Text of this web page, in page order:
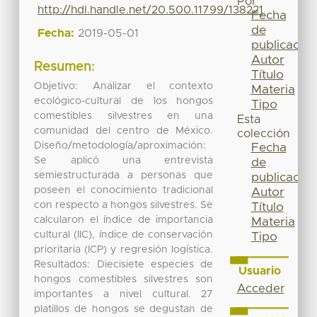
http://hdl.handle.net/20.500.11799/138221
Fecha: 2019-05-01
Resumen:
Objetivo: Analizar el contexto
ecológico-cultural de los hongos
comestibles silvestres en una
comunidad del centro de México.
Diseño/metodología/aproximación:
Se aplicó una entrevista
semiestructurada a personas que
poseen el conocimiento tradicional
con respecto a hongos silvestres. Se
calcularon el índice de importancia
cultural (IIC), índice de conservación
prioritaria (ICP) y regresión logística.
Resultados: Diecisiete especies de
hongos comestibles silvestres son
importantes a nivel cultural. 27
platillos de hongos se degustan de
Fecha
de
publicación
Autor
Título
Materia
Tipo
Esta
colección
Fecha
de
publicación
Autor
Título
Materia
Tipo
Usuario
Acceder